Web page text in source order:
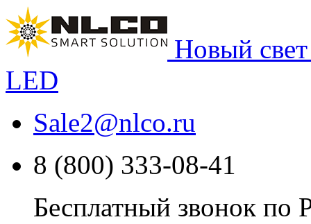
Новый
LED
Sale2@nlco.ru
8 (800) 333-08-41
Бесплатный звонок по